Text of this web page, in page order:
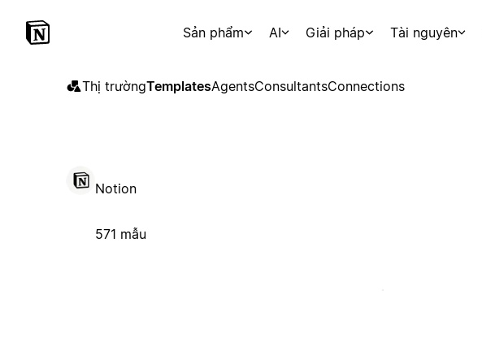
Sản phẩm AI Giải pháp Tài nguyên
Thị trườngTemplatesAgentsConsultantsConnections
Notion
571 mẫu